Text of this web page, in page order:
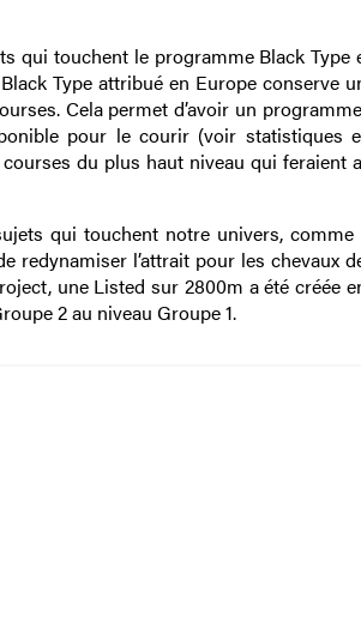
qui touchent le programme Black Type
Type attribué en Europe conserve
Cela permet d’avoir un
pour le courir (voir statistiques
du plus haut niveau qui feraient
qui touchent notre univers,
redynamiser l’attrait pour les chevaux
une Listed sur 2800m a été créée
2 au niveau Groupe 1.